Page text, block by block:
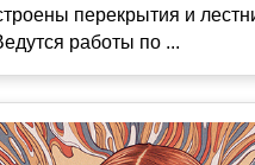
перекрытия и
работы по ...